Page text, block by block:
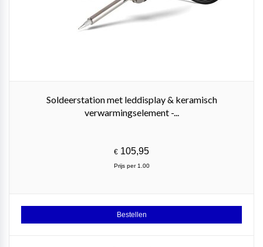
Soldeerstation met leddisplay & keramisch
verwarmingselement -...
€ 105,95
Prijs per 1.00
Bestellen